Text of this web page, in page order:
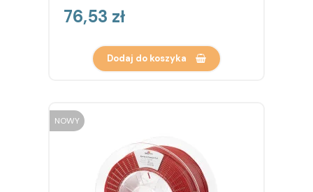
Cena
76,53 zł
Dodaj do koszyka
NOWY